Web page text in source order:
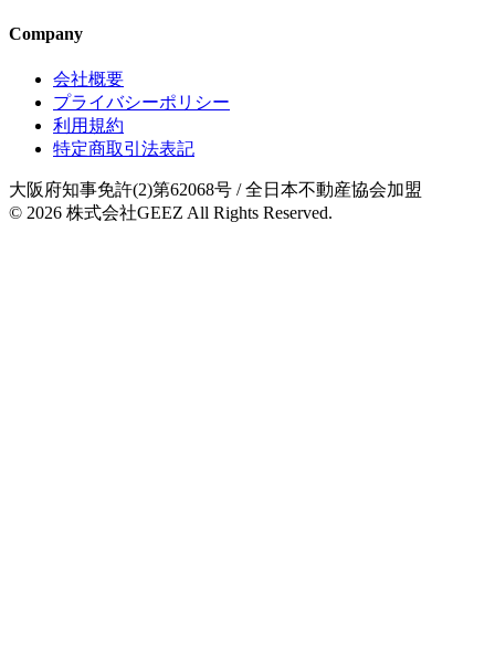
Company
会社概要
プライバシーポリシー
利用規約
特定商取引法表記
大阪府知事免許(2)第62068号 / 全日本不動産協会加盟
© 2026 株式会社GEEZ All Rights Reserved.